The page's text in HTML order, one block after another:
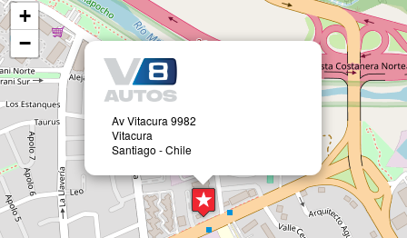
Av Vitacura 9982
Vitacura
Santiago - Chile
+
−